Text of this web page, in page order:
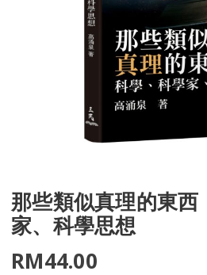
那些類似真理的東西
家、科學思想
RM44.00